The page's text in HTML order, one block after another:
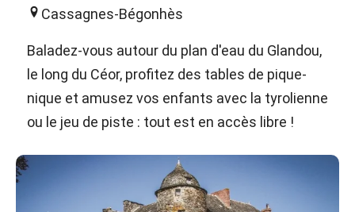
Cassagnes-Bégonhès
Baladez-vous autour du plan d'eau du Glandou,
le long du Céor, profitez des tables de pique-
nique et amusez vos enfants avec la tyrolienne
ou le jeu de piste : tout est en accès libre !